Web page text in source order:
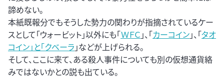
諦めない。
本紙既報分でもそうした勢力の関わりが指摘されているケー
スとして「ウォービット｣以外にも「ＷＦＣ 」、「カーコイン」、｢タオ
コイン」と「クベーラ 」などが上げられる。
そして、ここに来て、ある殺人事件についても別の仮想通貨絡
みではないかとの説も出ている。